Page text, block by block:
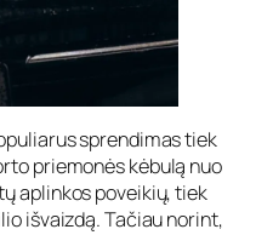
sprendimas tiek
priemonės kėbulą nuo
aplinkos poveikių, tiek
išvaizdą. Tačiau norint,